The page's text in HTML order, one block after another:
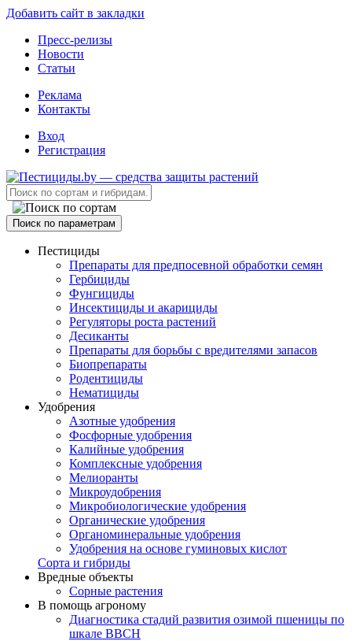
Добавить сайт в закладки
Пресс-релизы
Новости
Статьи
Реклама
Контакты
Вход
Регистрация
Поиск по параметрам
Пестициды
Препараты для предпосевной обработки семян
Гербициды
Фунгициды
Инсектициды и акарициды
Регуляторы роста растений
Десиканты
Препараты для борьбы с вредителями запасов
Биопрепараты
Родентициды
Нематициды
Удобрения
Азотные удобрения
Фосфорные удобрения
Калийные удобрения
Комплексные удобрения
Мелиоранты
Микроудобрения
Микробиологические удобрения
Органические удобрения
Органоминеральные удобрения
Удобрения на основе гуминовых кислот
Сорта и гибриды
Вредные объекты
Сорные растения
В помощь агроному
Диагностика стадий развития озимой пшеницы по
шкале ВВСН